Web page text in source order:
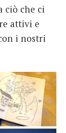
ciò che ci
attivi e
i nostri